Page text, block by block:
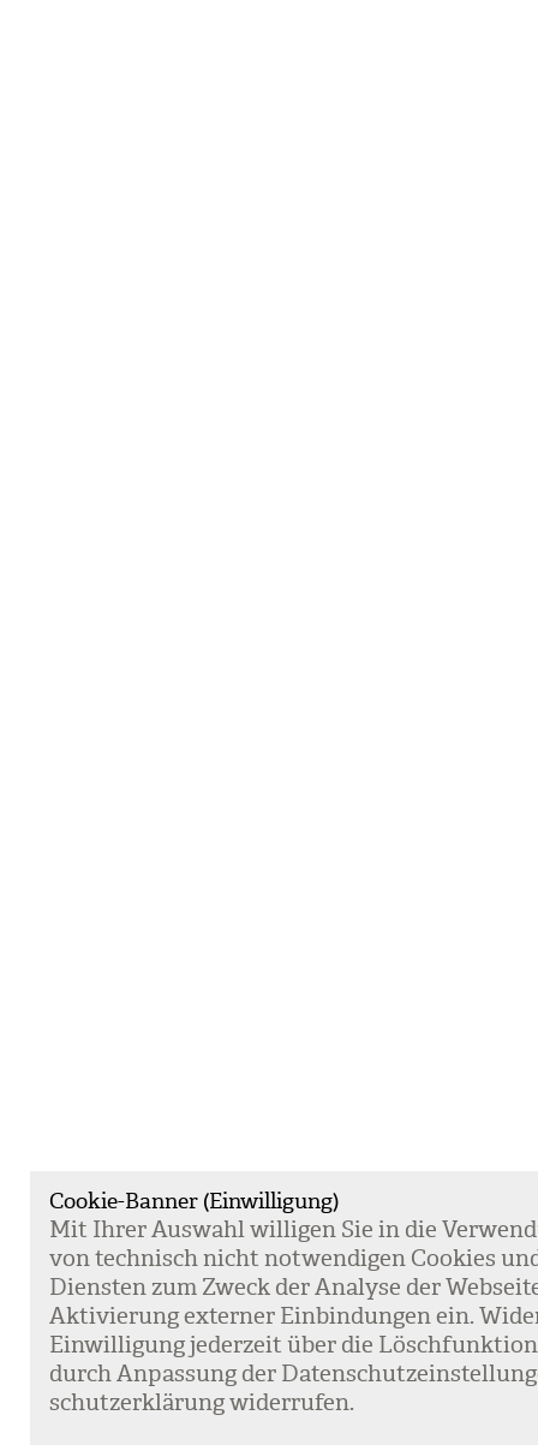
Cookie-Banner (Einwilligung)
Mit Ihrer Aus­wahl wil­li­gen Sie in die
von tech­nisch nicht not­wen­di­gen Coo­kies
Diens­ten zum Zweck der Ana­lyse der
Akti­vie­rung exter­ner Ein­bin­dun­gen ein.
Ein­wil­li­gung jeder­zeit über die
durch Anpas­sung der
schutz­er­klä­rung wider­ru­fen.